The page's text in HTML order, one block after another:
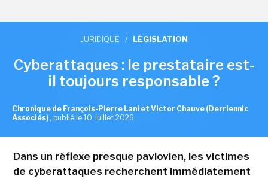
JURIDIQUE / LÉGISLATION
Cyberattaques : le prestataire est-
il toujours responsable ?
Chronique de François-Pierre Lani et Victor Chauve (Derriennic
Associés) , publié le 10 Juillet 2026
Dans un réflexe presque pavlovien, les victimes
de cyberattaques recherchent immédiatement